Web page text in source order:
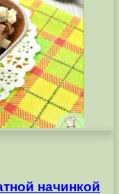
начинкой